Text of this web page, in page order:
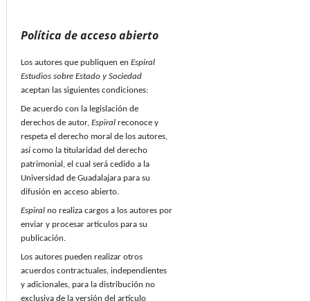
Política de acceso abierto
Los autores que publiquen en Espiral
Estudios sobre Estado y Sociedad
aceptan las siguientes condiciones:
De acuerdo con la legislación de
derechos de autor, Espiral reconoce y
respeta el derecho moral de los autores,
así como la titularidad del derecho
patrimonial, el cual será cedido a la
Universidad de Guadalajara para su
difusión en acceso abierto.
Espiral no realiza cargos a los autores por
enviar y procesar artículos para su
publicación.
Los autores pueden realizar otros
acuerdos contractuales, independientes
y adicionales, para la distribución no
exclusiva de la versión del artículo